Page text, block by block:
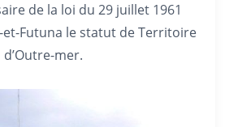
de la loi du 29 juillet 1961
Futuna le statut de Territoire
d’Outre-mer.